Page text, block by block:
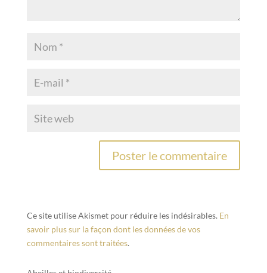
Ce site utilise Akismet pour réduire les indésirables. En
savoir plus sur la façon dont les données de vos
commentaires sont traitées.